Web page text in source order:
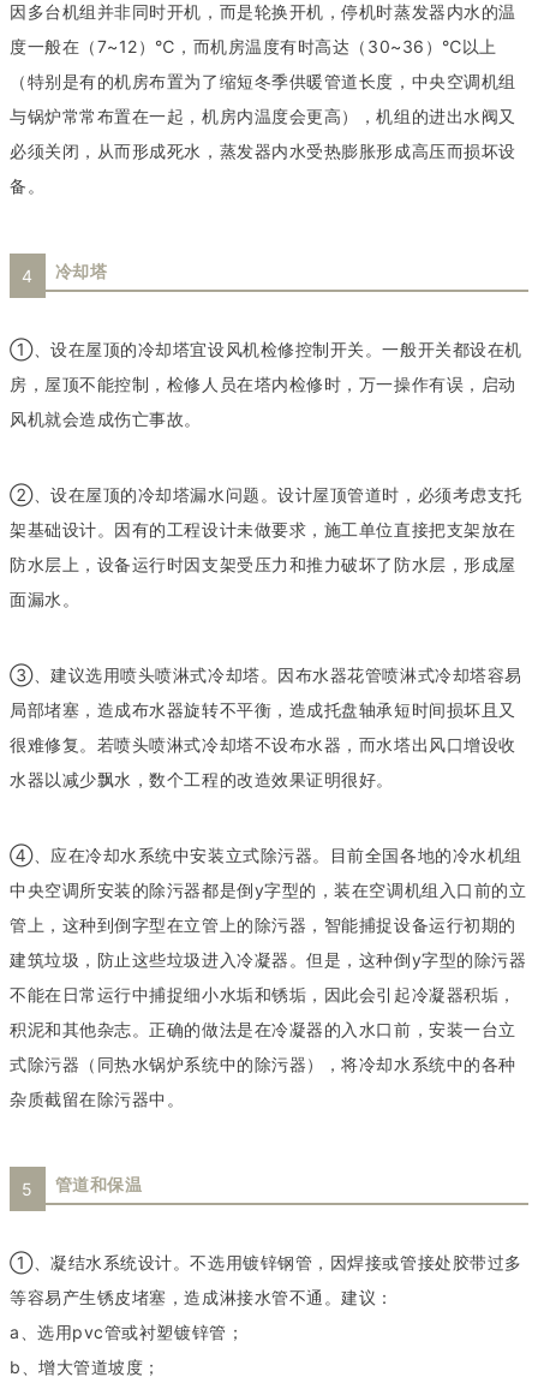
因多台机组并非同时开机，而是轮换开机，停机时蒸发器内水的温
度一般在（7~12）℃，而机房温度有时高达（30~36）℃以上
（特别是有的机房布置为了缩短冬季供暖管道长度，中央空调机组
与锅炉常常布置在一起，机房内温度会更高），机组的进出水阀又
必须关闭，从而形成死水，蒸发器内水受热膨胀形成高压而损坏设
备。
4 冷却塔
①、设在屋顶的冷却塔宜设风机检修控制开关。一般开关都设在机
房，屋顶不能控制，检修人员在塔内检修时，万一操作有误，启动
风机就会造成伤亡事故。
②、设在屋顶的冷却塔漏水问题。设计屋顶管道时，必须考虑支托
架基础设计。因有的工程设计未做要求，施工单位直接把支架放在
防水层上，设备运行时因支架受压力和推力破坏了防水层，形成屋
面漏水。
③、建议选用喷头喷淋式冷却塔。因布水器花管喷淋式冷却塔容易
局部堵塞，造成布水器旋转不平衡，造成托盘轴承短时间损坏且又
很难修复。若喷头喷淋式冷却塔不设布水器，而水塔出风口增设收
水器以减少飘水，数个工程的改造效果证明很好。
④、应在冷却水系统中安装立式除污器。目前全国各地的冷水机组
中央空调所安装的除污器都是倒y字型的，装在空调机组入口前的立
管上，这种到倒字型在立管上的除污器，智能捕捉设备运行初期的
建筑垃圾，防止这些垃圾进入冷凝器。但是，这种倒y字型的除污器
不能在日常运行中捕捉细小水垢和锈垢，因此会引起冷凝器积垢，
积泥和其他杂志。正确的做法是在冷凝器的入水口前，安装一台立
式除污器（同热水锅炉系统中的除污器），将冷却水系统中的各种
杂质截留在除污器中。
5 管道和保温
①、凝结水系统设计。不选用镀锌钢管，因焊接或管接处胶带过多
等容易产生锈皮堵塞，造成淋接水管不通。建议：
a、选用pvc管或衬塑镀锌管；
b、增大管道坡度；